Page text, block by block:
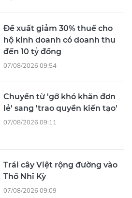
Đề xuất giảm 30% thuế cho
hộ kinh doanh có doanh thu
đến 10 tỷ đồng
07/08/2026 09:54
Chuyển từ 'gỡ khó khăn đơn
lẻ' sang 'trao quyền kiến tạo'
07/08/2026 09:11
Trái cây Việt rộng đường vào
Thổ Nhĩ Kỳ
07/08/2026 09:09